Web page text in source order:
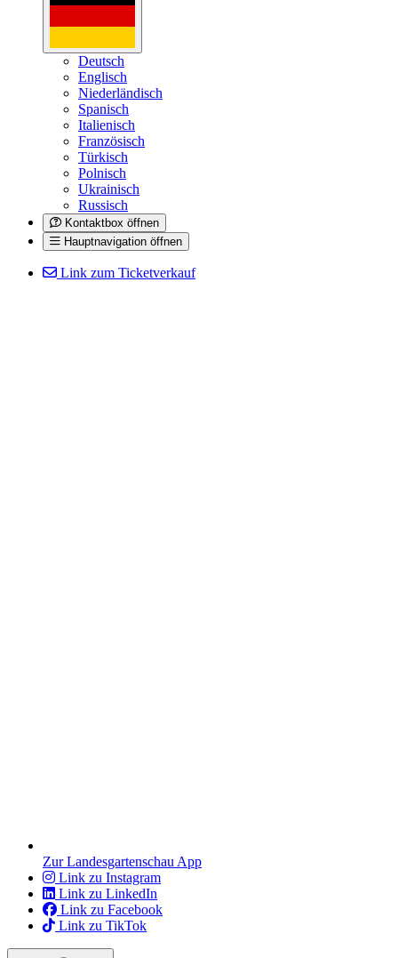
Deutsch
Englisch
Niederländisch
Spanisch
Italienisch
Französisch
Türkisch
Polnisch
Ukrainisch
Russisch
Kontaktbox öffnen
Hauptnavigation öffnen
Link zum Ticketverkauf
Zur Landesgartenschau App
Link zu Instagram
Link zu LinkedIn
Link zu Facebook
Link zu TikTok